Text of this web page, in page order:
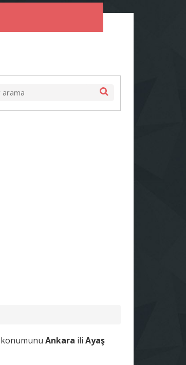
konumunu Ankara ili Ayaş